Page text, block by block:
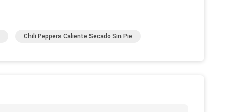
Chili Peppers Caliente Secado Sin Pie